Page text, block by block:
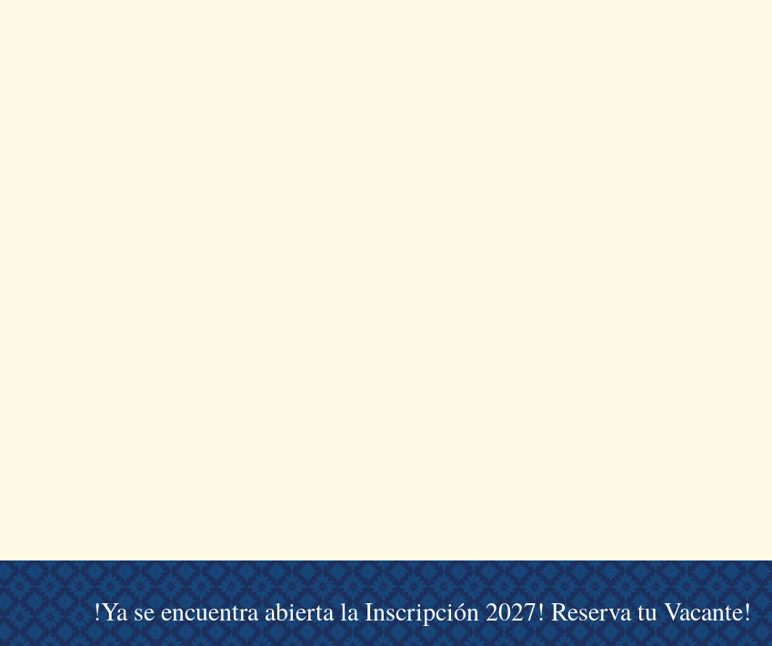
!Ya se encuentra abierta la Inscripción 2027! Reserva tu Vacante!